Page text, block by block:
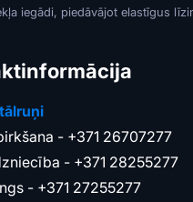
iegādi, piedāvājot elastīgus
- +371 26707277
- +371 28255277
- +371 27255277